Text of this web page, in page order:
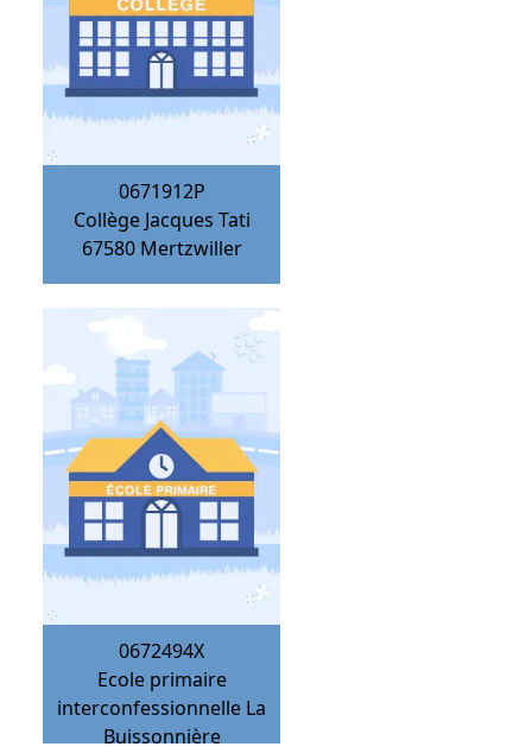
0671912P
Collège Jacques Tati
67580 Mertzwiller
0672494X
Ecole primaire
interconfessionnelle La
Buissonnière